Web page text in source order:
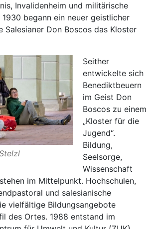
Invalidenheim und militärische
begann ein neuer geistlicher
Salesianer Don Boscos das Kloster
Seither
entwickelte sich
Benediktbeuern
im Geist Don
Boscos zu einem
„Kloster für die
Jugend“.
Bildung,
Seelsorge,
Wissenschaft
im Mittelpunkt. Hochschulen,
und salesianische
vielfältige Bildungsangebote
des Ortes. 1988 entstand im